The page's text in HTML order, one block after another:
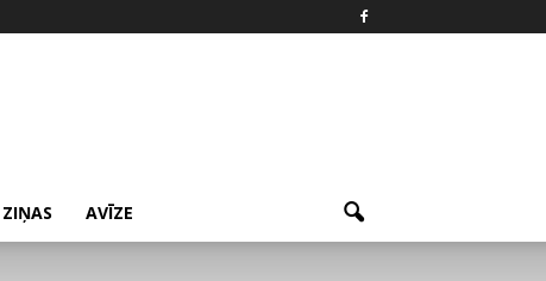
AVĪZE